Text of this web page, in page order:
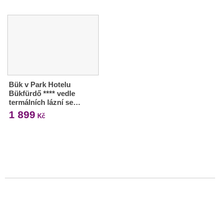
Bük v Park Hotelu
Bükfürdő **** vedle
termálních lázní se…
1 899 Kč